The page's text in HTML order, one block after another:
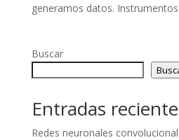
generamos datos.
Buscar
Entradas
Redes neuronales